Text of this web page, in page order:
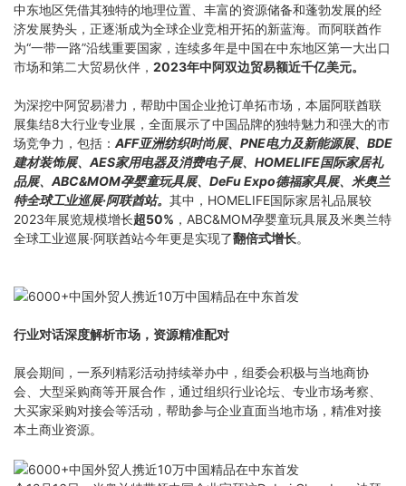
中东地区凭借其独特的地理位置、丰富的资源储备和蓬勃发展的经
济发展势头，正逐渐成为全球企业竞相开拓的新蓝海。而阿联酋作
为“一带一路”沿线重要国家，连续多年是中国在中东地区第一大出口
市场和第二大贸易伙伴， 2023年中阿双边贸易额近千亿美元。
为深挖中阿贸易潜力，帮助中国企业抢订单拓市场，本届阿联酋联
展集结8大行业专业展，全面展示了中国品牌的独特魅力和强大的市
场竞争力，包括： AFF亚洲纺织时尚展、 PNE电力及新能源展、 BDE
建材装饰展、 AES家用电器及消费电子展、 HOMELIFE国际家居礼
品展、 ABC&MOM孕婴童玩具展、 DeFu Expo德福家具展、 米奥兰
特全球工业巡展·阿联酋站。 其中，HOMELIFE国际家居礼品展较
2023年展览规模增长超50% ，ABC&MOM孕婴童玩具展及米奥兰特
全球工业巡展·阿联酋站今年更是实现了翻倍式增长。
行业对话深度解析市场， 资源精准配对
展会期间，一系列精彩活动持续举办中，组委会积极与当地商协
会、大型采购商等开展合作，通过组织行业论坛、专业市场考察、
大买家采购对接会等活动，帮助参与企业直面当地市场，精准对接
本土商业资源。